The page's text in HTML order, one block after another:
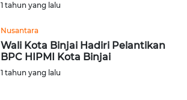
1 tahun yang lalu
Nusantara
Wali Kota Binjai Hadiri Pelantikan
BPC HIPMI Kota Binjai
1 tahun yang lalu